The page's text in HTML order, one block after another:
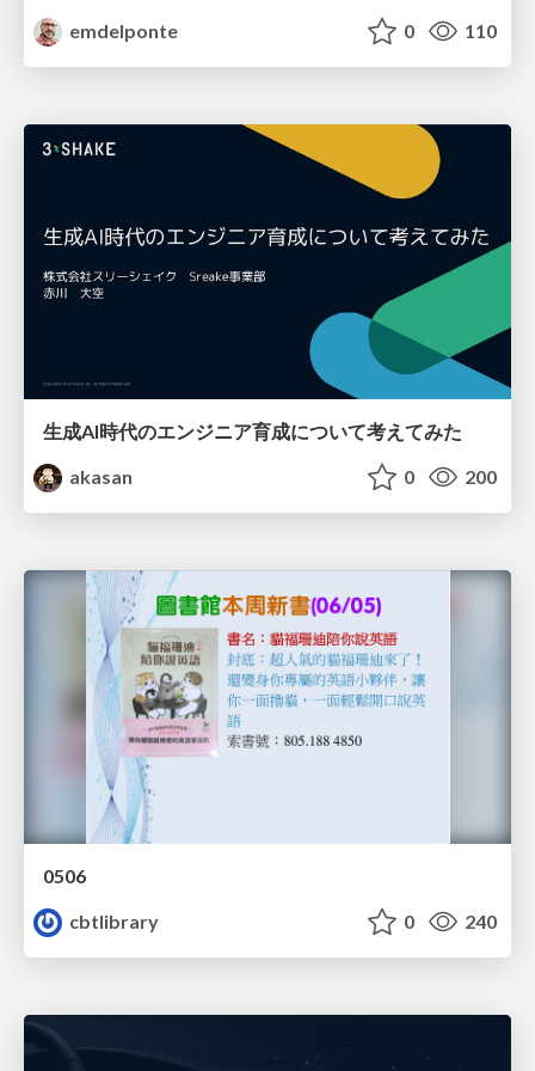
emdelponte
0 110
生成AI時代のエンジニア育成について考えてみた
akasan
0 200
0506
cbtlibrary
0 240